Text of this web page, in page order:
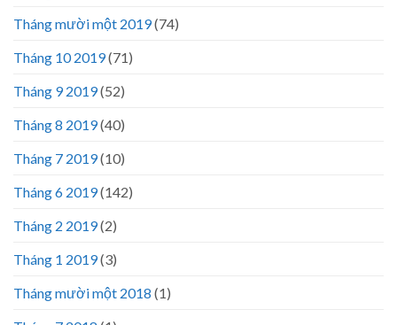
Tháng mười một 2019(74)
Tháng 10 2019(71)
Tháng 9 2019(52)
Tháng 8 2019(40)
Tháng 7 2019(10)
Tháng 6 2019(142)
Tháng 2 2019(2)
Tháng 1 2019(3)
Tháng mười một 2018 (1)